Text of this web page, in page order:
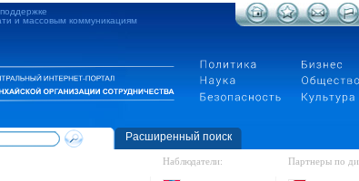
и массовым коммуникациям
Расширенный поиск
Наблюдатели: Партнеры по